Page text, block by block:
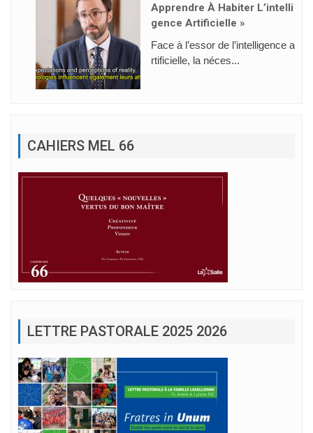
Apprendre À Habiter L’intelli
Gence Artificielle »
Face à l’essor de l’intelligence a
rtificielle, la néces...
CAHIERS MEL 66
LETTRE PASTORALE 2025 2026